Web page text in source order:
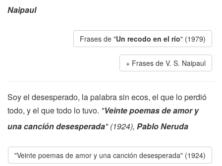
Naipaul
Frases de "Un recodo en el río" (1979)
Frases de V. S. Naipaul
Soy el desesperado, la palabra sin ecos, el que lo perdió
todo, y el que todo lo tuvo. "Veinte poemas de amor y
una canción desesperada" (1924), Pablo Neruda
"Veinte poemas de amor y una canción desesperada" (1924)